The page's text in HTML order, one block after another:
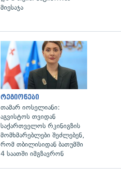
მიესაჯა
რეგიონები
თამარ იოსელიანი:
აგვისტოს თვიდან
საქართველოს რკინიგზის
მომხმარებლები შეძლებენ,
რომ თბილისიდან ბათუმში
4 საათში იმგზავრონ